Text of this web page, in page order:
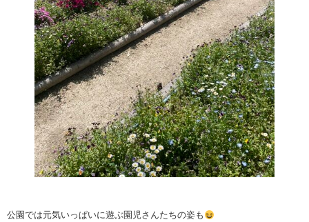
公園では元気いっぱいに遊ぶ園児さんたちの姿も